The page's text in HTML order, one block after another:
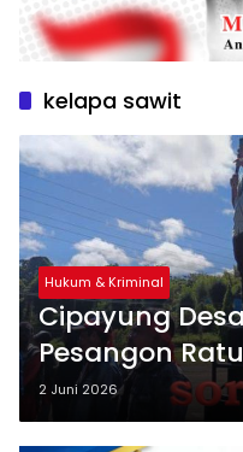
kelapa sawit
Hukum & Kriminal
Cipayung
Pesangon
Korban PHK
2 Juni 2026